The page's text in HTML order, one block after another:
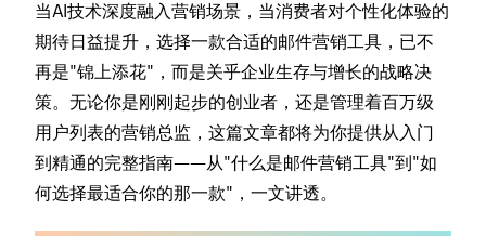
当AI技术深度融入营销场景，当消费者对个性化体验的
期待日益提升，选择一款合适的邮件营销工具，已不
再是"锦上添花"，而是关乎企业生存与增长的战略决
策。无论你是刚刚起步的创业者，还是管理着百万级
用户列表的营销总监，这篇文章都将为你提供从入门
到精通的完整指南——从"什么是邮件营销工具"到"如
何选择最适合你的那一款"，一文讲透。